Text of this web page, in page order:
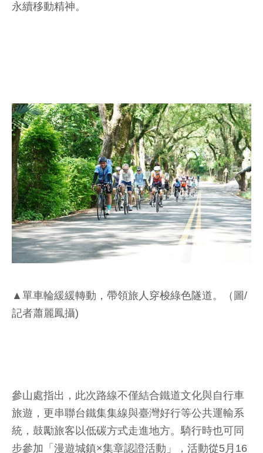
永續移動精神。
▲單車輪緩緩轉動，帶領旅人穿梭綠色隧道。（圖/
記者蕭麗鳳攝)
參山處指出，此次路線不僅結合鐵道文化與自行車
旅遊，更串聯台鐵集集線與臺灣好行等公共運輸系
統，鼓勵旅客以低碳方式走進地方。騎行時也可同
步參加「漫遊城鎮×集章認證活動」，活動從5月16